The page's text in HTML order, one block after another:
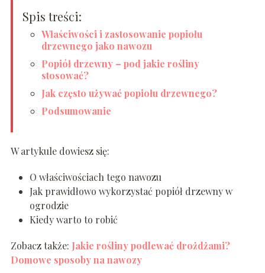
Spis treści:
Właściwości i zastosowanie popiołu
drzewnego jako nawozu
Popiół drzewny – pod jakie rośliny
stosować?
Jak często używać popiołu drzewnego?
Podsumowanie
W artykule dowiesz się:
O właściwościach tego nawozu
Jak prawidłowo wykorzystać popiół drzewny w
ogrodzie
Kiedy warto to robić
Zobacz także: Jakie rośliny podlewać drożdżami?
Domowe sposoby na nawozy